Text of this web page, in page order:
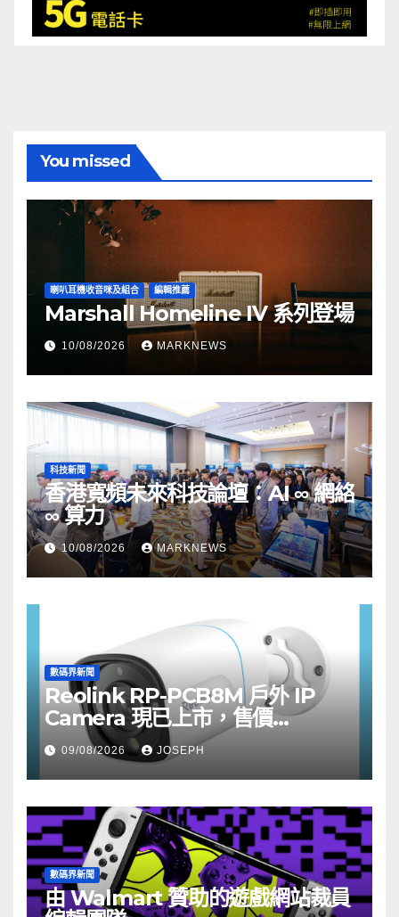
You missed
喇叭耳機收音咪及組合 編輯推薦
Marshall Homeline IV 系列登場
10/08/2026 MARKNEWS
科技新聞
香港寬頻未來科技論壇：AI ∞ 網絡
∞ 算力
10/08/2026 MARKNEWS
數碼界新聞
Reolink RP-PCB8M 戶外 IP
Camera 現已上市，售價
HK$722
09/08/2026 JOSEPH
數碼界新聞
由 Walmart 贊助的遊戲網站裁員